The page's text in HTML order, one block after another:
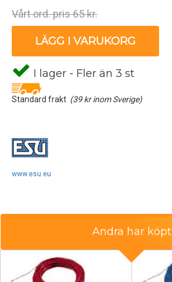
Vårt ord. pris 65 kr.
LÄGG I VARUKORG
I lager - Fler än 3 st
Standard frakt (39 kr inom Sverige)
www.esu.eu
Andra har köpt